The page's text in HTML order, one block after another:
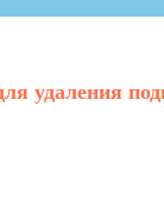
удаления